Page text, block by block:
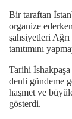
Bir taraftan
organize
şahsiyetleri Ağrı
tanıtımını
Tarihi
denli gündeme
haşmet ve
gösterdi.